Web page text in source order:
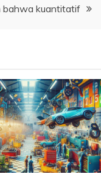
bahwa kuantitatif